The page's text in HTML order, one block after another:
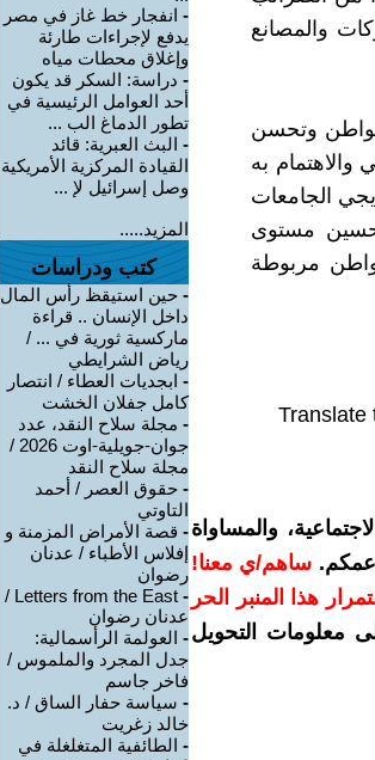
والمصانع
وتحسن
به
الجامعات
مستوى
مربوطة
Translate
والمساواة
ساهم/ي معنا!
هذا المنبر الحر
معلومات التحويل
- انفجار خط غاز في مصر
يدفع لإجراءات طارئة
وإغلاق محطات مياه
- دراسة: السكر قد يكون
أحد العوامل الرئيسية في
تطور الدماغ الب ...
- البث العبرية: قائد
القيادة المركزية الأمريكية
وصل إسرائيل لإ ...
المزيد.....
كتب ودراسات
- حين استيقظ رأس المال
داخل الإنسان .. قراءة
ماركسية ثورية في ... /
رياض الشرايطي
- ابجديات العطاء / انتصار
كامل جفلان الخشت
- مجلة سلاح النقد، عدد
جوان-جويلية-اوت 2026 /
مجلة سلاح النقد
- حقوق العصر / أحمد
التاوتي
- قصة الأمراض المزمنة و
إفلاس الأطباء / عدنان
رضوان
-
Letters from the East /
عدنان رضوان
- العولمة الرأسمالية:
جدل المجرد والملموس /
فاخر جاسم
- سياسة حفار الساق / د.
خالد زغريت
- الطائفية المتغلغلة في